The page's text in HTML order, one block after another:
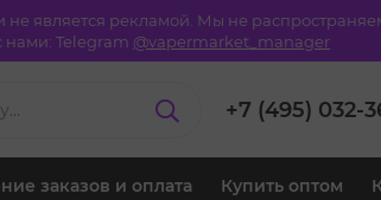
не является рекламой. Мы не
нами: Telegram @vapermarket_manager
+7 (495) 032-
заказов и оплата Купить оптом